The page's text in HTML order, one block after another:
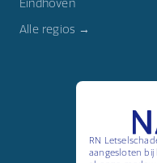
Eindhoven
Alle regios →
RN
aangesloten bij